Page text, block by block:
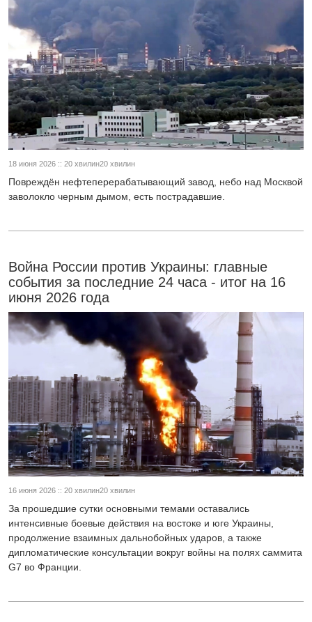
18 июня 2026 :: 20 хвилин20 хвилин
Повреждён нефтеперерабатывающий завод, небо над Москвой
заволокло черным дымом, есть пострадавшие.
Война России против Украины: главные
события за последние 24 часа - итог на 16
июня 2026 года
16 июня 2026 :: 20 хвилин20 хвилин
За прошедшие сутки основными темами оставались
интенсивные боевые действия на востоке и юге Украины,
продолжение взаимных дальнобойных ударов, а также
дипломатические консультации вокруг войны на полях саммита
G7 во Франции.